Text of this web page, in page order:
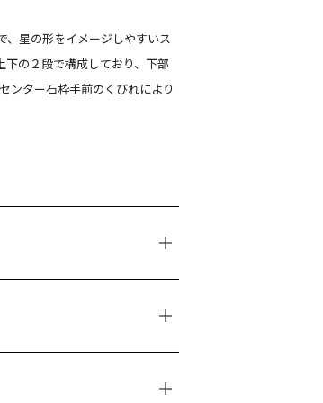
、星の形をイメージしやすいス
の２段で構成しており、下部
ンター石枠手前のくびれにより